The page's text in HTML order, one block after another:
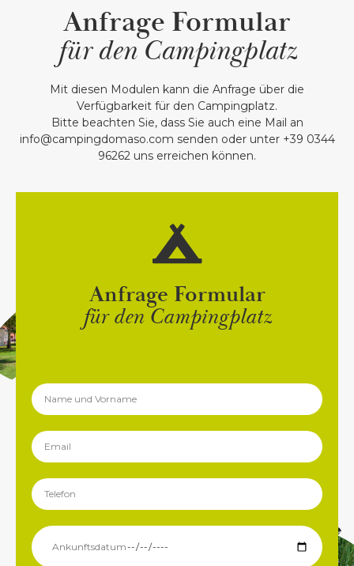
Anfrage Formular
für den Campingplatz
Mit diesen Modulen kann die Anfrage über die
Verfügbarkeit für den Campingplatz.
Bitte beachten Sie, dass Sie auch eine Mail an
info@campingdomaso.com senden oder unter +39 0344
96262 uns erreichen können.
Anfrage Formular
für den Campingplatz